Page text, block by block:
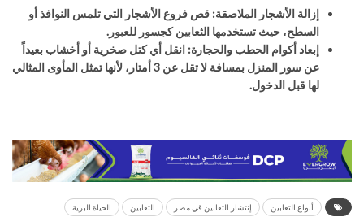
إزالة الأشجار الملاصقة: قص فروع الأشجار التي تلمس النوافذ أو
السطح، حيث تستخدمها الثعابين كجسور للعبور.
إبعاد أكوام الحطب والحجارة: انقل أي كتل صخرية أو أخشاب بعيداً
عن سور المنزل بمسافة لا تقل عن 3 أمتار، لأنها تمثل المأوى المثالي
لها قبل الدخول.
أنواع الثعابين إنتشار الثعابين قي مصر الثعابين الحياة البرية